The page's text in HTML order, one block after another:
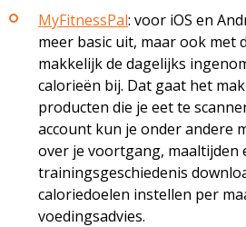
MyFitnessPal: voor iOS en
meer basic uit, maar ook met
makkelijk de dagelijks
calorieën bij. Dat gaat het
producten die je eet te
account kun je onder andere
over je voortgang, maaltijden
trainingsgeschiedenis
caloriedoelen instellen per
voedingsadvies.